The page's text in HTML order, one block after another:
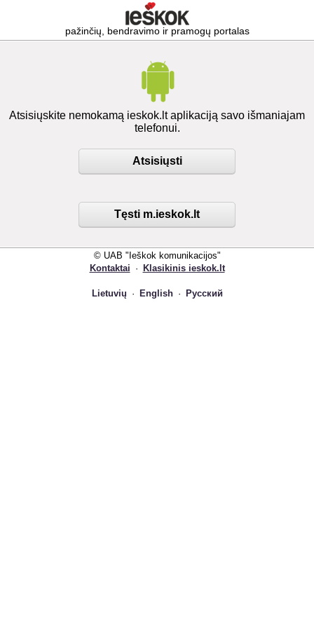
pažinčių, bendravimo ir pramogų portalas
Atsisiųskite nemokamą ieskok.lt aplikaciją savo išmaniajam
telefonui.
Atsisiųsti
Tęsti m.ieskok.lt
© UAB "Ieškok komunikacijos"
Kontaktai · Klasikinis ieskok.lt
Lietuvių · English · Русский